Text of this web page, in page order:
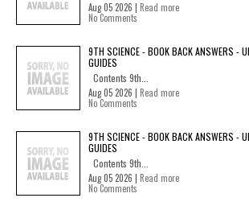
Aug 05 2026 | Read more
No Comments
9TH SCIENCE - BOOK BACK ANSWERS -
GUIDES
Contents 9th...
Aug 05 2026 | Read more
No Comments
9TH SCIENCE - BOOK BACK ANSWERS -
GUIDES
Contents 9th...
Aug 05 2026 | Read more
No Comments